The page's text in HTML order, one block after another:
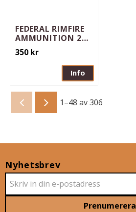
FEDERAL RIMFIRE
AMMUNITION 22
LR CHAMPION
TRAINING BULK
350 kr
Info
1–48 av306
Nyhetsbrev
Prenumerera